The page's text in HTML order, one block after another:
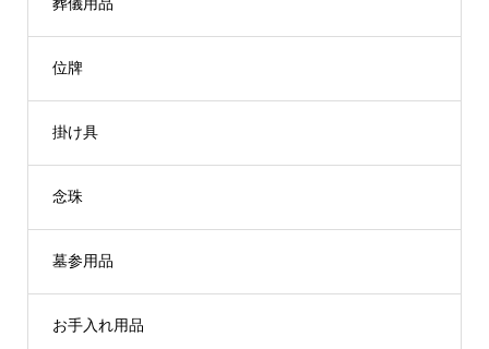
葬儀用品
位牌
掛け具
念珠
墓参用品
お手入れ用品